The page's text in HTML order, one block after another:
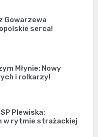
Gowarzewa
serca!
Młynie: Nowy
i rolkarzy!
Plewiska:
w rytmie strażackiej